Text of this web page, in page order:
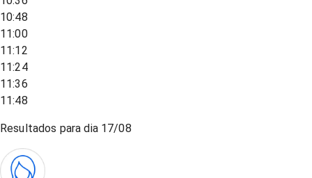
10:48
11:00
11:12
11:24
11:36
11:48
Resultados para dia 17/08